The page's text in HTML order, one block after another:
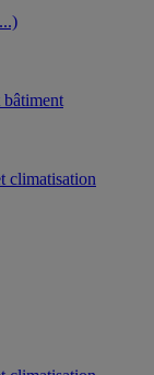
bâtiment
climatisation